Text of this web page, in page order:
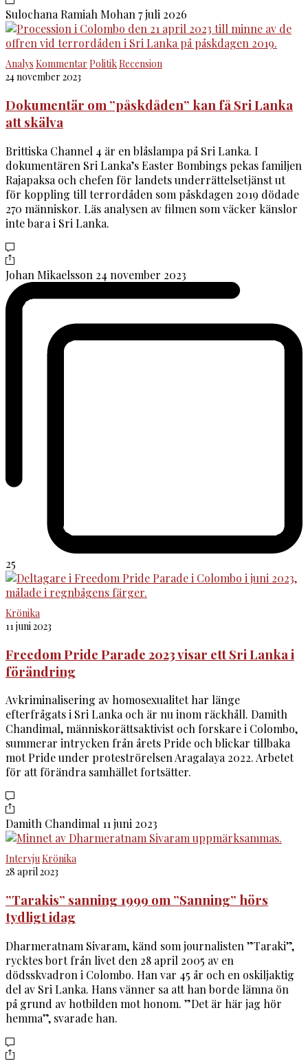
Sulochana Ramiah Mohan7 juli 2026
Analys Kommentar PolitikRecension
24 november 2023
Dokumentär om ”påskdåden” kan få Sri Lanka
att skälva
Brittiska Channel 4 är en blåslampa på Sri Lanka. I
dokumentären Sri Lanka’s Easter Bombings pekas familjen
Rajapaksa och chefen för landets underrättelsetjänst ut
för koppling till terrordåden som påskdagen 2019 dödade
270 människor. Läs analysen av filmen som väcker känslor
inte bara i Sri Lanka.
Johan Mikaelsson 24 november 2023
25
Krönika
11 juni 2023
Freedom Pride Parade 2023 visar ett Sri Lanka i
förändring
Avkriminalisering av homosexualitet har länge
efterfrågats i Sri Lanka och är nu inom räckhåll. Damith
Chandimal, människorättsaktivist och forskare i Colombo,
summerar intrycken från årets Pride och blickar tillbaka
mot Pride under proteströrelsen Aragalaya 2022. Arbetet
för att förändra samhället fortsätter.
Damith Chandimal 11 juni 2023
IntervjuKrönika
28 april 2023
”Tarakis” sanning 1999 om ”Sanning” hörs
tydligt idag
Dharmeratnam Sivaram, känd som journalisten ”Taraki”,
rycktes bort från livet den 28 april 2005 av en
dödsskvadron i Colombo. Han var 45 år och en oskiljaktig
del av Sri Lanka. Hans vänner sa att han borde lämna ön
på grund av hotbilden mot honom. ”Det är här jag hör
hemma”, svarade han.